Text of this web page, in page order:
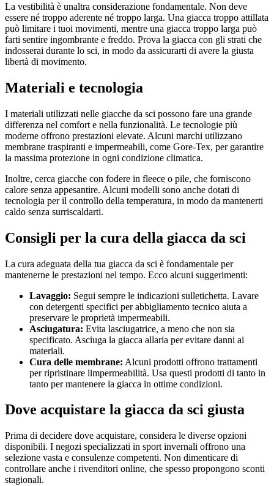
La vestibilità è unaltra considerazione fondamentale. Non deve
essere né troppo aderente né troppo larga. Una giacca troppo attillata
può limitare i tuoi movimenti, mentre una giacca troppo larga può
farti sentire ingombrante e freddo. Prova la giacca con gli strati che
indosserai durante lo sci, in modo da assicurarti di avere la giusta
libertà di movimento.
Materiali e tecnologia
I materiali utilizzati nelle giacche da sci possono fare una grande
differenza nel comfort e nella funzionalità. Le tecnologie più
moderne offrono prestazioni elevate. Alcuni marchi utilizzano
membrane traspiranti e impermeabili, come Gore-Tex, per garantire
la massima protezione in ogni condizione climatica.
Inoltre, cerca giacche con fodere in fleece o pile, che forniscono
calore senza appesantire. Alcuni modelli sono anche dotati di
tecnologia per il controllo della temperatura, in modo da mantenerti
caldo senza surriscaldarti.
Consigli per la cura della giacca da sci
La cura adeguata della tua giacca da sci è fondamentale per
mantenerne le prestazioni nel tempo. Ecco alcuni suggerimenti:
Lavaggio: Segui sempre le indicazioni sulletichetta. Lavare
con detergenti specifici per abbigliamento tecnico aiuta a
preservare le proprietà impermeabili.
Asciugatura: Evita lasciugatrice, a meno che non sia
specificato. Asciuga la giacca allaria per evitare danni ai
materiali.
Cura delle membrane: Alcuni prodotti offrono trattamenti
per ripristinare limpermeabilità. Usa questi prodotti di tanto in
tanto per mantenere la giacca in ottime condizioni.
Dove acquistare la giacca da sci giusta
Prima di decidere dove acquistare, considera le diverse opzioni
disponibili. I negozi specializzati in sport invernali offrono una
selezione vasta e consulenze competenti. Non dimenticare di
controllare anche i rivenditori online, che spesso propongono sconti
stagionali.